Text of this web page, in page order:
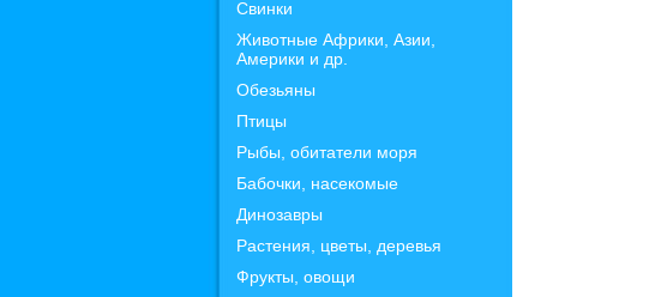
Свинки
Животные Африки, Азии,
Америки и др.
Обезьяны
Птицы
Рыбы, обитатели моря
Бабочки, насекомые
Динозавры
Растения, цветы, деревья
Фрукты, овощи